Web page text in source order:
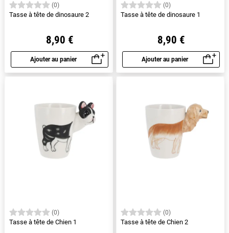
(0)
Tasse à tête de dinosaure 2
8,90 €
Ajouter au panier
Aperçu rapide
(0)
Tasse à tête de dinosaure 1
8,90 €
Ajouter au panier
Aperçu rapide
(0)
Tasse à tête de Chien 1
(0)
Tasse à tête de Chien 2